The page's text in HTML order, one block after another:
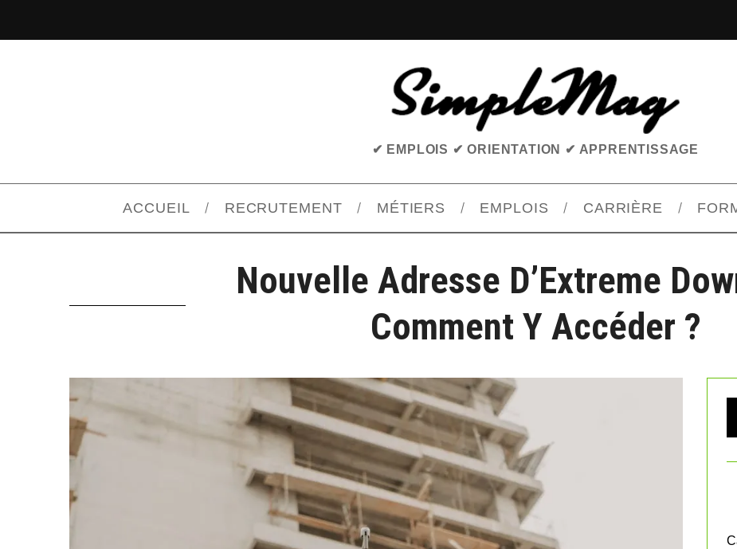
✔ EMPLOIS ✔ ORIENTATION ✔ APPRENTISSAGE
ACCUEIL RECRUTEMENT MÉTIERS EMPLOIS CARRIÈRE
Nouvelle Adresse D’Extreme
Comment Y Accéder ?
a
r
o